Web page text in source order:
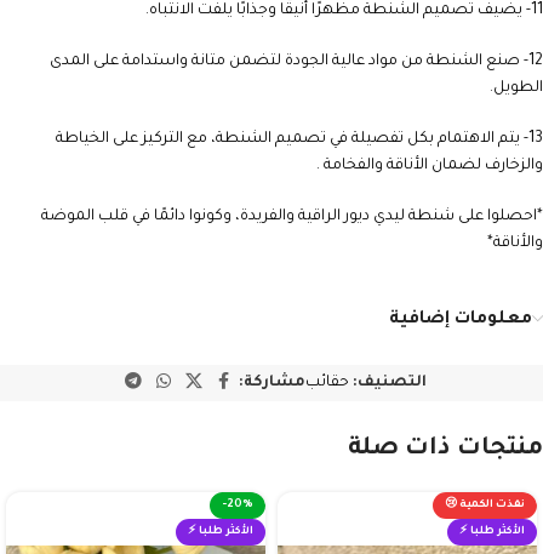
11- يضيف تصميم الشنطة مظهرًا أنيقًا وجذابًا يلفت الانتباه.
12- صنع الشنطة من مواد عالية الجودة لتضمن متانة واستدامة على المدى
الطويل.
13- يتم الاهتمام بكل تفصيلة في تصميم الشنطة، مع التركيز على الخياطة
والزخارف لضمان الأناقة والفخامة .
*احصلوا على شنطة ليدي ديور الراقية والفريدة، وكونوا دائمًا في قلب الموضة
والأناقة*
معلومات إضافية
التصنيف: حقائبمشاركة:
منتجات ذات صلة
نفذت الكمية 😢
الأكثر طلبا ⚡
-20%
الأكثر طلبا ⚡